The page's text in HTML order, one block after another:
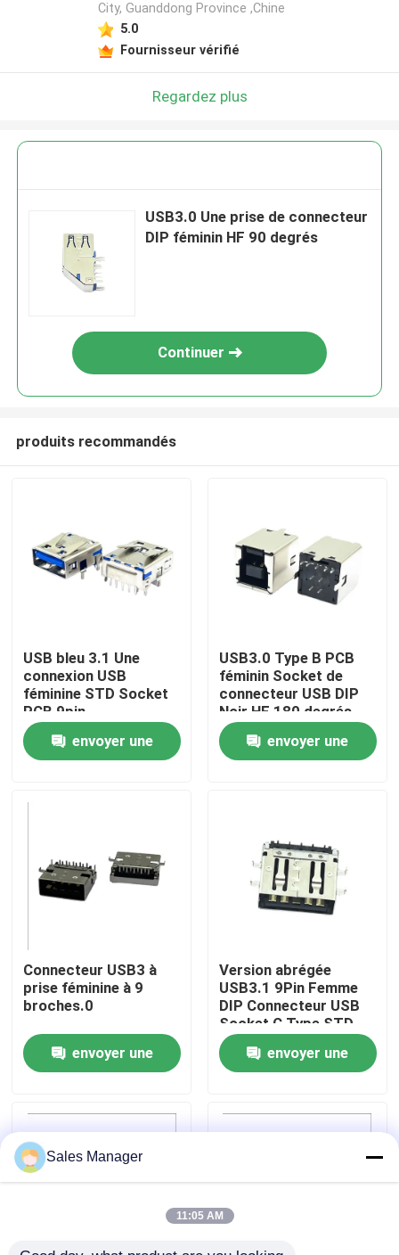
Accueil
Produits
Connecteur USB DIP
Connecteurs USB de type C
Connecteur de prise DP
Prise micro-HDMI
City, Guanddong Province ,Chine
5.0
Fournisseur vérifié
Regardez plus
USB3.0 Une prise de connecteur
DIP féminin HF 90 degrés
Continuer
produits recommandés
USB bleu 3.1 Une
connexion USB
féminine STD Socket
PCB 9pin
envoyer une
USB3.0 Type B PCB
féminin Socket de
connecteur USB DIP
Noir HF 180 degrés
Forme en T
envoyer une
Connecteur USB3 à
prise féminine à 9
broches.0
envoyer une
Version abrégée
USB3.1 9Pin Femme
DIP Connecteur USB
Socket C Type STD
envoyer une
Sales Manager
11:05 AM